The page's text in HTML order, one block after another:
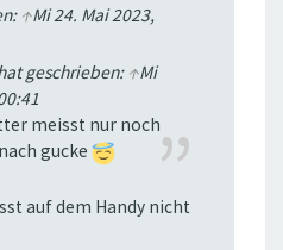
↑Mi 24. Mai 2023,
geschrieben: ↑Mi
meisst nur noch
gucke
auf dem Handy nicht